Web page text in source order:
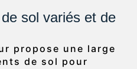
sol variés et de
propose une large
de sol pour